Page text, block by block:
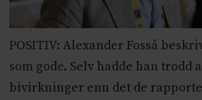
POSITIV: Alexander Fosså
som gode. Selv hadde han trodd
bivirkninger enn det de